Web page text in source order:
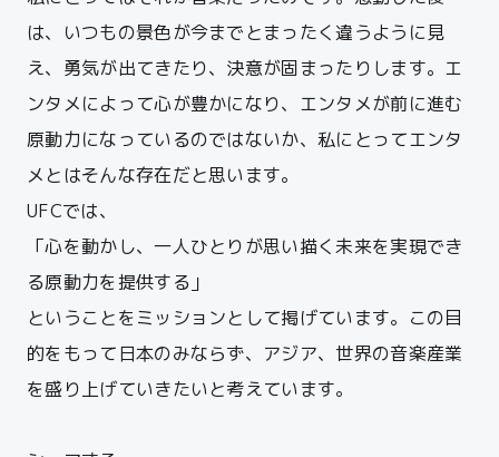
は、いつもの景色が今までとまったく違うように見
え、勇気が出てきたり、決意が固まったりします。 エ
ンタメによって心が豊かになり、エンタメが前に進む
原動力になっているのではないか、私にとってエンタ
メとはそんな存在だと思います。
UFCでは、
「心を動かし、一人ひとりが思い描く未来を実現でき
る原動力を提供する」
ということをミッションとして掲げています。 この目
的をもって日本のみならず、アジア、世界の音楽産業
を盛り上げていきたいと考えています。